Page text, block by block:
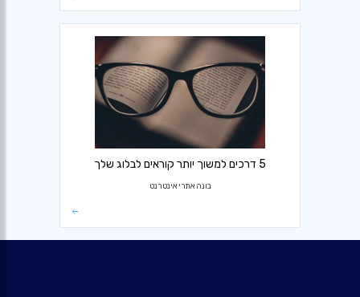
5 דרכים למשוך יותר קוראים לבלוג שלך
בונה אתרי אינטרנט